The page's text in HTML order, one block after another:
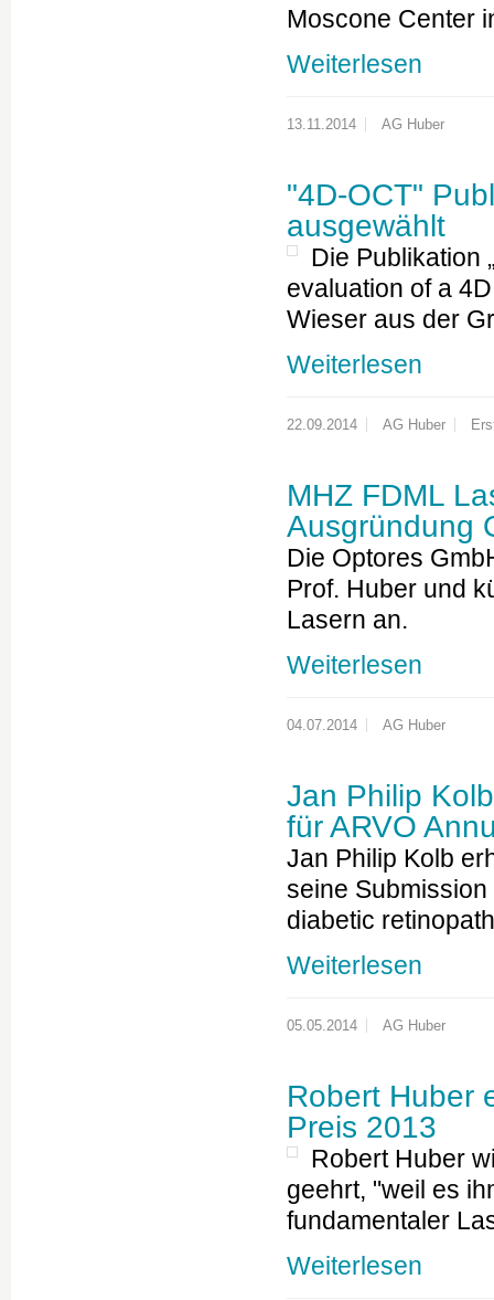
Moscone Center
Weiterlesen
13.11.2014 AG Huber
"4D-OCT"
ausgewählt
Die Publikation
evaluation of a
Wieser aus der
Weiterlesen
22.09.2014 AG Huber
MHZ FDML
Ausgründung
Die Optores
Prof. Huber und
Lasern an.
Weiterlesen
04.07.2014 AG Huber
Jan Philip
für ARVO
Jan Philip Kolb
seine
diabetic
Weiterlesen
05.05.2014 AG Huber
Robert Huber
Preis 2013
Robert Huber
geehrt, "weil es
fundamentaler
Weiterlesen